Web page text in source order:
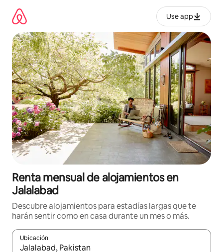
contenido
Use app
Renta mensual de alojamientos en
Jalalabad
Descubre alojamientos para estadías largas que te
harán sentir como en casa durante un mes o más.
Ubicación
Cuando los resultados estén disponibles, navega con las